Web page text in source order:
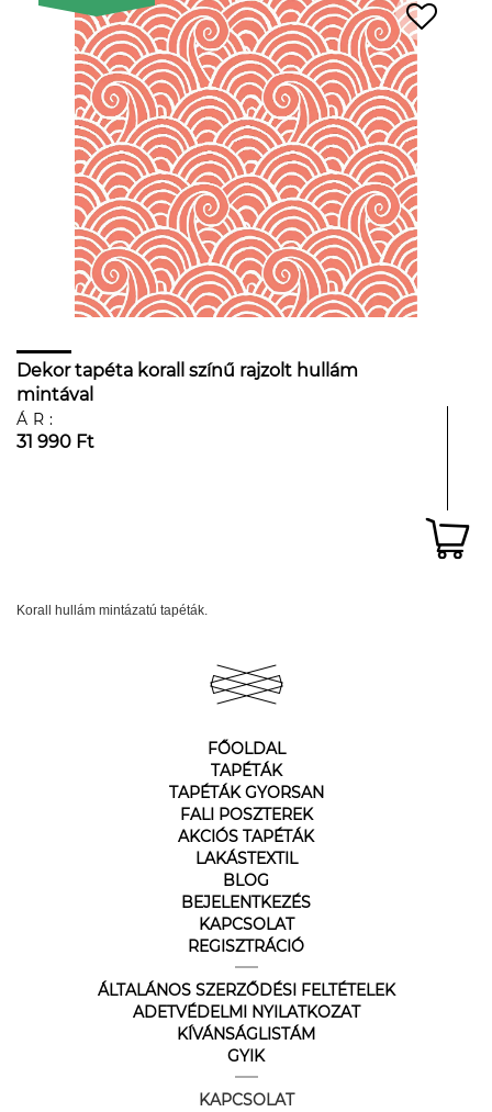
Dekor tapéta korall színű rajzolt hullám
mintával
ÁR:
31 990 Ft
Korall hullám mintázatú tapéták.
FŐOLDAL
TAPÉTÁK
TAPÉTÁK GYORSAN
FALI POSZTEREK
AKCIÓS TAPÉTÁK
LAKÁSTEXTIL
BLOG
BEJELENTKEZÉS
KAPCSOLAT
REGISZTRÁCIÓ
ÁLTALÁNOS SZERZŐDÉSI FELTÉTELEK
ADETVÉDELMI NYILATKOZAT
KÍVÁNSÁGLISTÁM
GYIK
KAPCSOLAT